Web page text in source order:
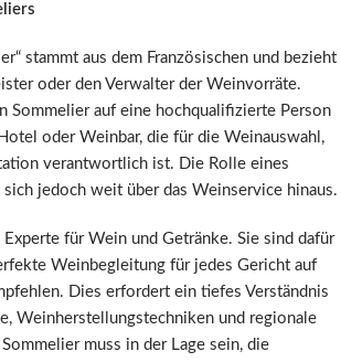
stammt aus dem Französischen und bezieht
oder den Verwalter der Weinvorräte.
Sommelier auf eine hochqualifizierte Person
oder Weinbar, die für die Weinauswahl,
verantwortlich ist. Die Rolle eines
jedoch weit über das Weinservice hinaus.
für Wein und Getränke. Sie sind dafür
Weinbegleitung für jedes Gericht auf
Dies erfordert ein tiefes Verständnis
Weinherstellungstechniken und regionale
muss in der Lage sein, die